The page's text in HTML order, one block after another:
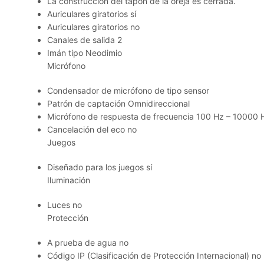
Auriculares giratorios sí
Auriculares giratorios no
Canales de salida 2
Imán tipo Neodimio
Micrófono
Condensador de micrófono de tipo sensor
Patrón de captación Omnidireccional
Micrófono de respuesta de frecuencia 100 Hz – 10000
Cancelación del eco no
Juegos
Diseñado para los juegos sí
Iluminación
Luces no
Protección
A prueba de agua no
Código IP (Clasificación de Protección Internacional) no